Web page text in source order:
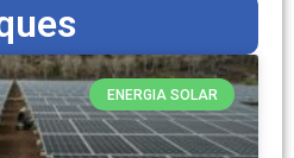
ENERGIA SOLAR